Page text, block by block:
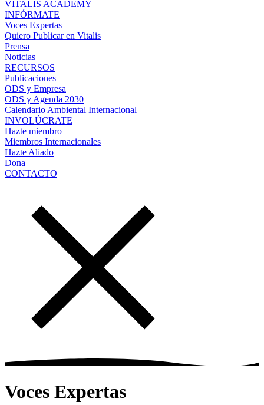
VITALIS ACADEMY
INFÓRMATE
Voces Expertas
Quiero Publicar en Vitalis
Prensa
Noticias
RECURSOS
Publicaciones
ODS y Empresa
ODS y Agenda 2030
Calendario Ambiental Internacional
INVOLÚCRATE
Hazte miembro
Miembros Internacionales
Hazte Aliado
Dona
CONTACTO
Voces Expertas